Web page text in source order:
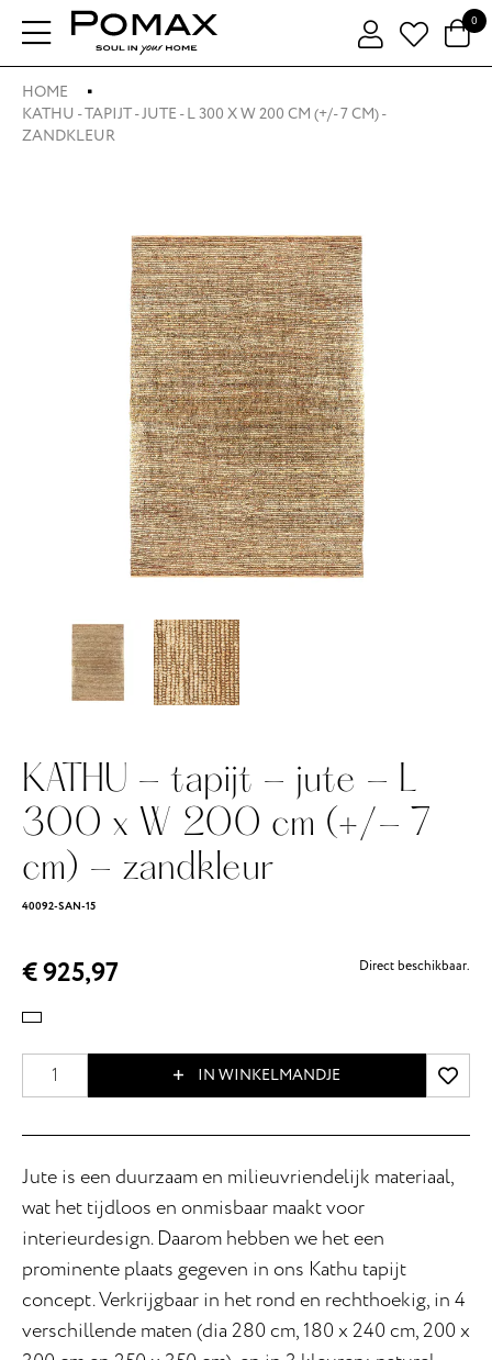
0
HOME
KATHU - TAPIJT - JUTE - L 300 X W 200 CM (+/- 7 CM) -
ZANDKLEUR
KATHU - tapijt - jute - L
300 x W 200 cm (+/- 7
cm) - zandkleur
40092-SAN-15
€ 925,97 Direct beschikbaar.
IN WINKELMANDJE
Jute is een duurzaam en milieuvriendelijk materiaal,
wat het tijdloos en onmisbaar maakt voor
interieurdesign. Daarom hebben we het een
prominente plaats gegeven in ons Kathu tapijt
concept. Verkrijgbaar in het rond en rechthoekig, in 4
verschillende maten (dia 280 cm, 180 x 240 cm, 200 x